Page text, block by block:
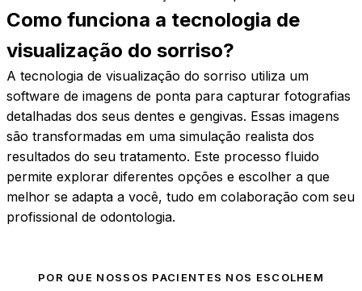
Como funciona a tecnologia de
visualização do sorriso?
A tecnologia de visualização do sorriso utiliza um
software de imagens de ponta para capturar fotografias
detalhadas dos seus dentes e gengivas. Essas imagens
são transformadas em uma simulação realista dos
resultados do seu tratamento. Este processo fluido
permite explorar diferentes opções e escolher a que
melhor se adapta a você, tudo em colaboração com seu
profissional de odontologia.
POR QUE NOSSOS PACIENTES NOS ESCOLHEM